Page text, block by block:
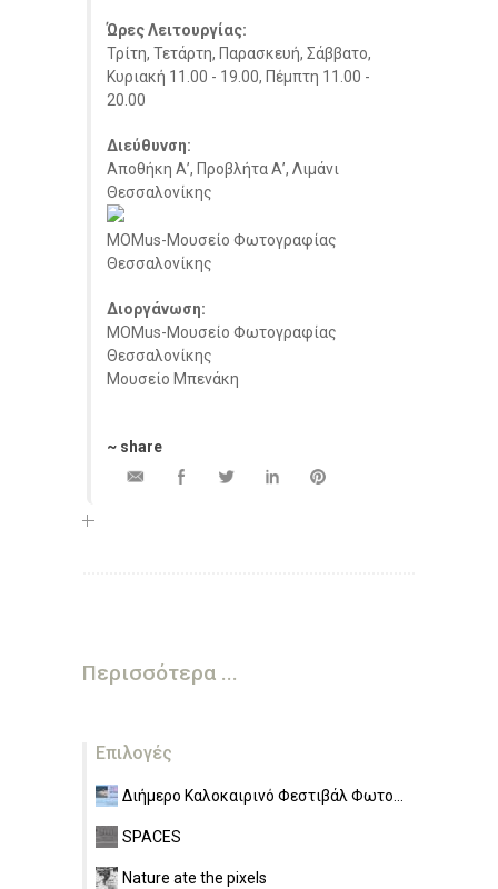
Ώρες Λειτουργίας:
Τρίτη, Τετάρτη, Παρασκευή, Σάββατο,
Κυριακή 11.00 - 19.00, Πέμπτη 11.00 -
20.00
Διεύθυνση:
Αποθήκη Α’, Προβλήτα Α’, Λιμάνι
Θεσσαλονίκης
MOMus-Μουσείο Φωτογραφίας
Θεσσαλονίκης
Διοργάνωση:
MOMus-Μουσείο Φωτογραφίας
Θεσσαλονίκης
Μουσείο Μπενάκη
~ share
Περισσότερα ...
Επιλογές
Διήμερο Καλοκαιρινό Φεστιβάλ Φωτο...
SPACES
Nature ate the pixels